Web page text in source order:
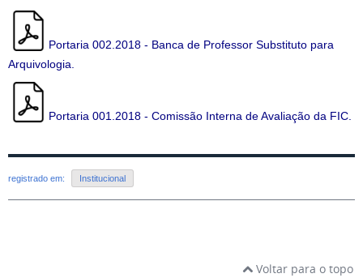
Portaria 002.2018 - Banca de Professor Substituto para
Arquivologia.
Portaria 001.2018 - Comissão Interna de Avaliação da FIC.
registrado em: Institucional
Voltar para o topo